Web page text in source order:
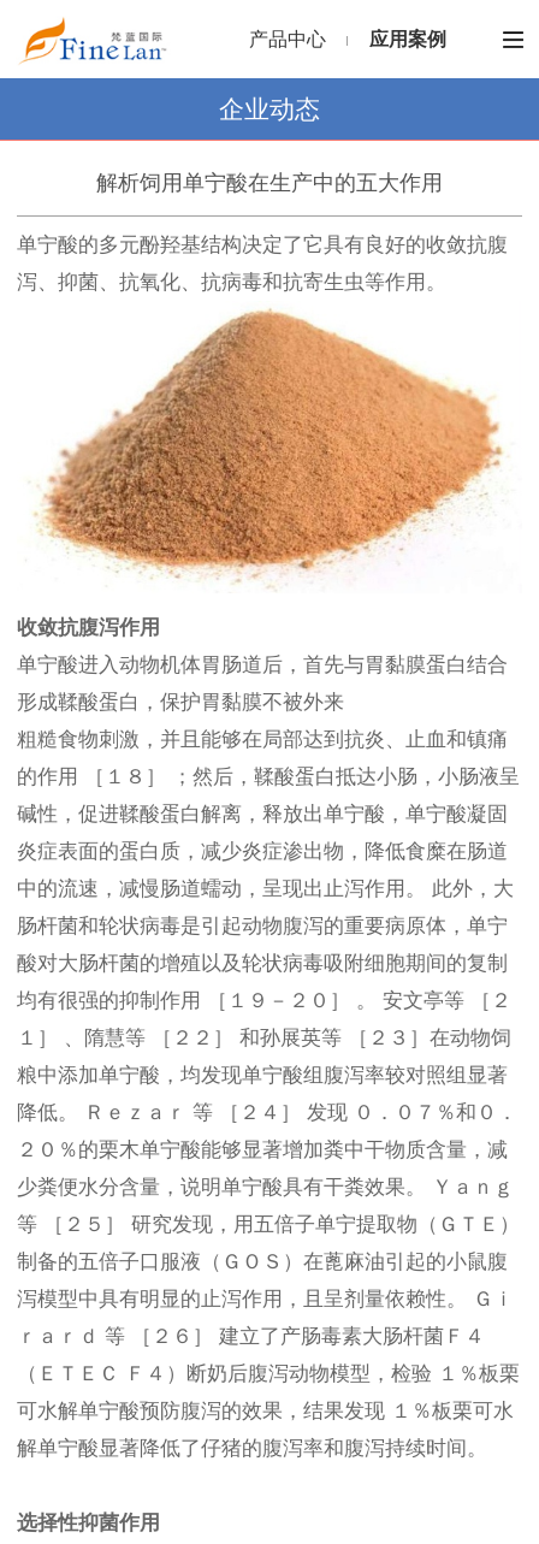
产品中心 应用案例
企业动态
解析饲用单宁酸在生产中的五大作用
单宁酸的多元酚羟基结构决定了它具有良好的收敛抗腹
泻、抑菌、抗氧化、抗病毒和抗寄生虫等作用。
收敛抗腹泻作用
单宁酸进入动物机体胃肠道后，首先与胃黏膜蛋白结合
形成鞣酸蛋白，保护胃黏膜不被外来
粗糙食物刺激，并且能够在局部达到抗炎、止血和镇痛
的作用 ［１８］ ；然后，鞣酸蛋白抵达小肠，小肠液呈
碱性，促进鞣酸蛋白解离，释放出单宁酸，单宁酸凝固
炎症表面的蛋白质，减少炎症渗出物，降低食糜在肠道
中的流速，减慢肠道蠕动，呈现出止泻作用。 此外，大
肠杆菌和轮状病毒是引起动物腹泻的重要病原体，单宁
酸对大肠杆菌的增殖以及轮状病毒吸附细胞期间的复制
均有很强的抑制作用 ［１９－２０］ 。 安文亭等 ［２
１］ 、隋慧等 ［２２］ 和孙展英等 ［２３］在动物饲
粮中添加单宁酸，均发现单宁酸组腹泻率较对照组显著
降低。 Ｒｅｚａｒ 等 ［２４］ 发现 ０．０７％和０．
２０％的栗木单宁酸能够显著增加粪中干物质含量，减
少粪便水分含量，说明单宁酸具有干粪效果。 Ｙａｎｇ
等 ［２５］ 研究发现，用五倍子单宁提取物（ＧＴＥ）
制备的五倍子口服液（ＧＯＳ）在蓖麻油引起的小鼠腹
泻模型中具有明显的止泻作用，且呈剂量依赖性。 Ｇｉ
ｒａｒｄ 等 ［２６］ 建立了产肠毒素大肠杆菌Ｆ４
（ＥＴＥＣ Ｆ４）断奶后腹泻动物模型，检验 １％板栗
可水解单宁酸预防腹泻的效果，结果发现 １％板栗可水
解单宁酸显著降低了仔猪的腹泻率和腹泻持续时间。
选择性抑菌作用